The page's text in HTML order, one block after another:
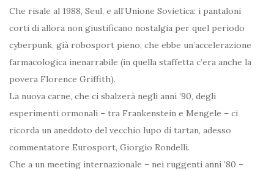
Che risale al 1988, Seul, e all’Unione Sovietica: i pantaloni
corti di allora non giustificano nostalgia per quel periodo
cyberpunk, già robosport pieno, che ebbe un’accelerazione
farmacologica inenarrabile (in quella staffetta c’era anche la
povera Florence Griffith).
La nuova carne, che ci sbalzerà negli anni ’90, degli
esperimenti ormonali – tra Frankenstein e Mengele – ci
ricorda un aneddoto del vecchio lupo di tartan, adesso
commentatore Eurosport, Giorgio Rondelli.
Che a un meeting internazionale – nei ruggenti anni ’80 –